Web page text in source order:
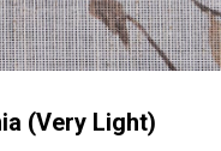
(Very Light)